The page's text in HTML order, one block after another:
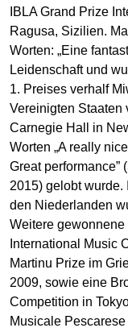
IBLA Grand Prize
Ragusa, Sizilien.
Worten: „Eine
Leidenschaft und
1. Preises verhalf
Vereinigten Staaten
Carnegie Hall in
Worten „A really
Great performance”
2015) gelobt
den Niederlanden
Weitere gewonnene
International Music
Martinu Prize im
2009, sowie eine
Competition in
Musicale